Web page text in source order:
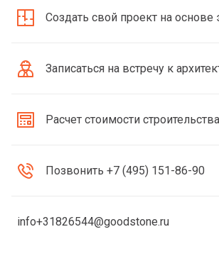
Создать свой проект на основе
Записаться на встречу к
Расчет стоимости строительства
Позвонить +7 (495) 151-86-90
info+31826544@goodstone.ru